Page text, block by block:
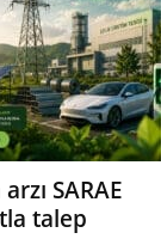
SARAE
talep